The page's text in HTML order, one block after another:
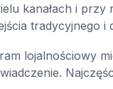
kanałach i
tradycyjnego
lojalnościowy